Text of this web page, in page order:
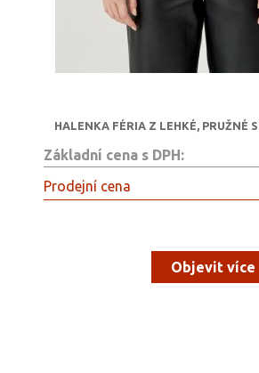
HALENKA FÉRIA Z LEHKÉ, PRUŽNÉ
Základní cena s DPH:
Prodejní cena
Objevit více